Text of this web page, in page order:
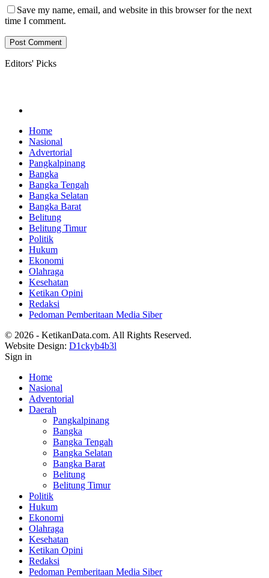
Save my name, email, and website in this browser for the next
time I comment.
Editors' Picks
Home
Nasional
Advertorial
Pangkalpinang
Bangka
Bangka Tengah
Bangka Selatan
Bangka Barat
Belitung
Belitung Timur
Politik
Hukum
Ekonomi
Olahraga
Kesehatan
Ketikan Opini
Redaksi
Pedoman Pemberitaan Media Siber
© 2026 - KetikanData.com. All Rights Reserved.
Website Design: D1ckyb4b3l
Sign in
Home
Nasional
Adventorial
Daerah
Pangkalpinang
Bangka
Bangka Tengah
Bangka Selatan
Bangka Barat
Belitung
Belitung Timur
Politik
Hukum
Ekonomi
Olahraga
Kesehatan
Ketikan Opini
Redaksi
Pedoman Pemberitaan Media Siber